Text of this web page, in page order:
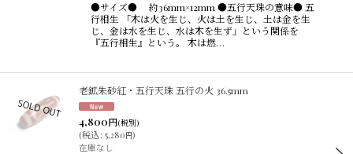
●サイズ● 約36mm×12mm ●五行天珠の意味● 五
行相生 「木は火を生じ、火は土を生じ、土は金を生
じ、金は水を生じ、水は木を生ず」という関係を
『五行相生』という。 木は燃…
老鉱朱砂紅・五行天珠 五行の火 36.5mm
4,800円(税別)
(税込: 5,280円)
在庫なし